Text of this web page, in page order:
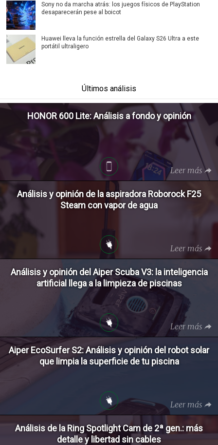
Sony no da marcha atrás: los juegos físicos de PlayStation
desaparecerán pese al boicot
Huawei lleva la función estrella del Galaxy S26 Ultra a este
portátil ultraligero
Últimos análisis
HONOR 600 Lite: Análisis a fondo y opinión
Leer más
Análisis y opinión de la aspiradora Roborock F25
Steam con vapor de agua
Leer más
Análisis y opinión del Aiper Scuba V3: la inteligencia
artificial llega a la limpieza de piscinas
Leer más
Aiper EcoSurfer S2: Análisis y opinión del robot solar
que limpia la superficie de tu piscina
Leer más
Análisis de la Ring Spotlight Cam de 2ª gen.: más
detalle y libertad sin cables